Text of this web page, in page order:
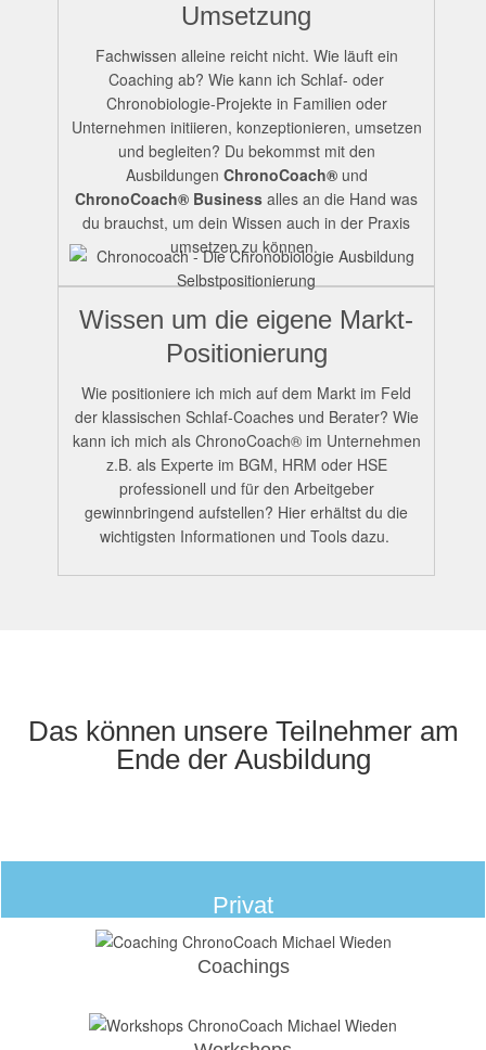
Umsetzung
Fachwissen alleine reicht nicht. Wie läuft ein
Coaching ab? Wie kann ich Schlaf- oder
Chronobiologie-Projekte in Familien oder
Unternehmen initiieren, konzeptionieren, umsetzen
und begleiten? Du bekommst mit den
Ausbildungen ChronoCoach®und
ChronoCoach® Business alles an die Hand was
du brauchst, um dein Wissen auch in der Praxis
umsetzen zu können.
Wissen um die eigene Markt-
Positionierung
Wie positioniere ich mich auf dem Markt im Feld
der klassischen Schlaf-Coaches und Berater? Wie
kann ich mich als ChronoCoach® im Unternehmen
z.B. als Experte im BGM, HRM oder HSE
professionell und für den Arbeitgeber
gewinnbringend aufstellen? Hier erhältst du die
wichtigsten Informationen und Tools dazu.
Das können unsere Teilnehmer am
Ende der Ausbildung
Privat
Coachings